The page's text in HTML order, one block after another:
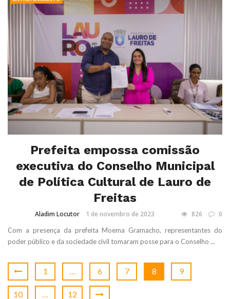
Prefeita empossa comissão
executiva do Conselho Municipal
de Política Cultural de Lauro de
Freitas
Aladim Locutor 1 de novembro de 2023 826 0
Com a presença da prefeita Moema Gramacho, representantes do
poder público e da sociedade civil tomaram posse para o Conselho ...
1 … 6 7 8 9
10 … 12